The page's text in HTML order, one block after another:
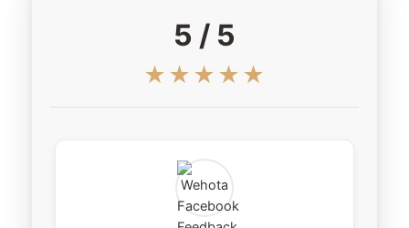
5 / 5
★★★★★